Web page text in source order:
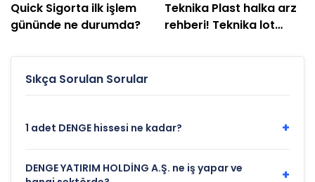
Quick Sigorta ilk işlem
gününde ne durumda?
Teknika Plast halka arz
rehberi! Teknika lot
Sıkça Sorulan Sorular
1 adet DENGE hissesi ne kadar? +
DENGE YATIRIM HOLDİNG A.Ş. ne iş yapar ve
+